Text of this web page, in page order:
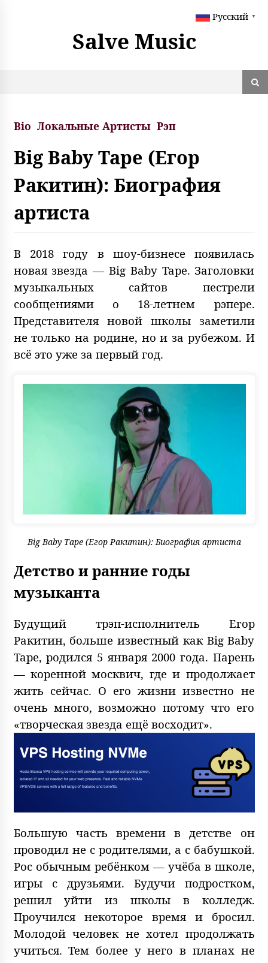
Salve Music
Bio Локальные Артисты Рэп
Big Baby Tape (Егор
Ракитин): Биография
артиста
В 2018 году в шоу-бизнесе появилась
новая звезда — Big Baby Tape. Заголовки
музыкальных сайтов пестрели
сообщениями о 18-летнем рэпере.
Представителя новой школы заметили
не только на родине, но и за рубежом. И
всё это уже за первый год.
Big Baby Tape (Егор Ракитин): Биография артиста
Детство и ранние годы
музыканта
Будущий трэп-исполнитель Егор
Ракитин, больше известный как Big Baby
Tape, родился 5 января 2000 года. Парень
— коренной москвич, где и продолжает
жить сейчас. О его жизни известно не
очень много, возможно потому что его
«творческая звезда ещё восходит».
Большую часть времени в детстве он
проводил не с родителями, а с бабушкой.
Рос обычным ребёнком — учёба в школе,
игры с друзьями. Будучи подростком,
решил уйти из школы в колледж.
Проучился некоторое время и бросил.
Молодой человек не хотел продолжать
учиться. Тем более у него в планах не
Русский ▼